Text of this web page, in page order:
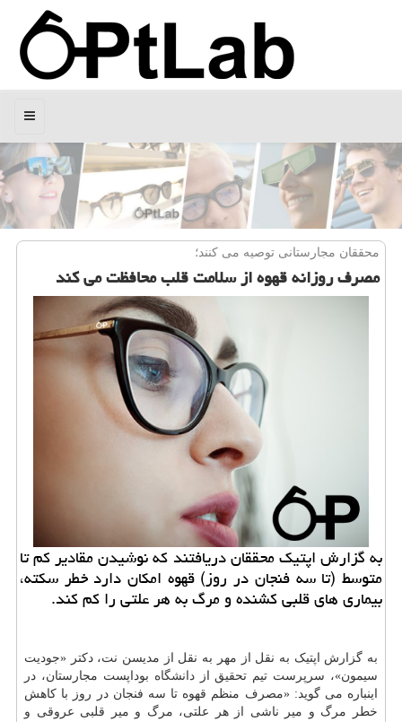
منو
محققان مجارستانی توصیه می كنند؛
مصرف روزانه قهوه از سلامت قلب محافظت می کند
به گزارش اپتیک محققان دریافتند که نوشیدن مقادیر کم تا
متوسط (تا سه فنجان در روز) قهوه امکان دارد خطر سکته،
بیماری های قلبی کشنده و مرگ به هر علتی را کم کند.
به گزارش اپتیک به نقل از مهر به نقل از مدیسن نت، دکتر «جودیت
سیمون»، سرپرست تیم تحقیق ازدانشگاه بوداپست مجارستان، در
اینباره می گوید: «مصرف منظم قهوه تا سه فنجان در روز با کاهش
خطر مرگ و میر ناشی از هر علتی، مرگ و میر قلبی عروقی و